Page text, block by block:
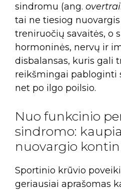
sindromu (ang.
tai ne tiesiog
treniruočių savaitės, o
hormoninės, nervų ir
disbalansas, kuris gali
reikšmingai pabloginti
net po ilgo poilsio.
Nuo funkcinio
sindromo:
nuovargio
Sportinio krūvio
geriausiai aprašomas